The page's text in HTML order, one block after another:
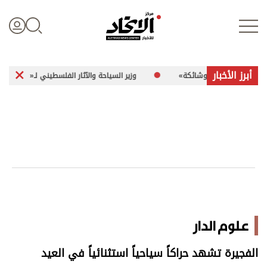
علوم الدار
اقتصاد
أبرز الأخبار
وشائكة» وزير السياحة والآثار الفلسطيني لـ«الاتحاد»: 260 موقعاً أثرياً في غزة تعرضت للضرر
علوم الدار
الفجيرة تشهد حراكاً سياحياً استثنائياً في العيد